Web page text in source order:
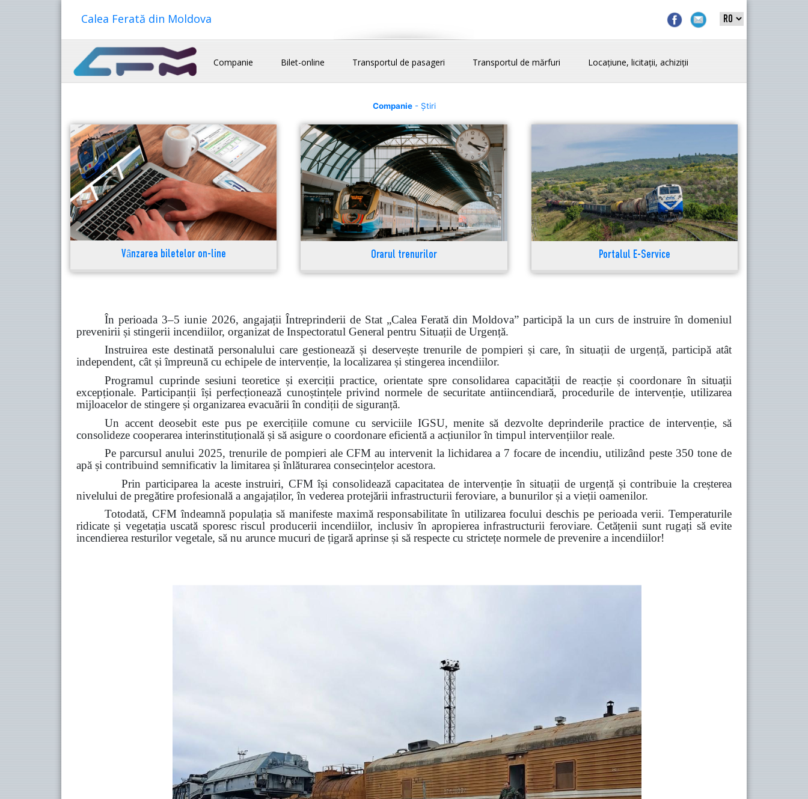
Calea Ferată din Moldova
Companie Bilet-online Transportul de pasageri Transportul de mărfuri Locațiune, licitații, achiziții
Companie- Știri
Vânzarea biletelor on-line Orarul trenurilor Portalul E-Service
În perioada 3–5 iunie 2026, angajații Întreprinderii de Stat „Calea Ferată din Moldova” participă la un curs de instruire în domeniul
prevenirii și stingerii incendiilor, organizat de Inspectoratul General pentru Situații de Urgență.
Instruirea este destinată personalului care gestionează și deservește trenurile de pompieri și care, în situații de urgență, participă atât
independent, cât și împreună cu echipele de intervenție, la localizarea și stingerea incendiilor.
Programul cuprinde sesiuni teoretice și exerciții practice, orientate spre consolidarea capacității de reacție și coordonare în situații
excepționale. Participanții își perfecționează cunoștințele privind normele de securitate antiincendiară, procedurile de intervenție, utilizarea
mijloacelor de stingere și organizarea evacuării în condiții de siguranță.
Un accent deosebit este pus pe exercițiile comune cu serviciile IGSU, menite să dezvolte deprinderile practice de intervenție, să
consolideze cooperarea interinstituțională și să asigure o coordonare eficientă a acțiunilor în timpul intervențiilor reale.
Pe parcursul anului 2025, trenurile de pompieri ale CFM au intervenit la lichidarea a 7 focare de incendiu, utilizând peste 350 tone de
apă și contribuind semnificativ la limitarea și înlăturarea consecințelor acestora.
Prin participarea la aceste instruiri, CFM își consolidează capacitatea de intervenție în situații de urgență și contribuie la creșterea
nivelului de pregătire profesională a angajaților, în vederea protejării infrastructurii feroviare, a bunurilor și a vieții oamenilor.
Totodată, CFM îndeamnă populația să manifeste maximă responsabilitate în utilizarea focului deschis pe perioada verii. Temperaturile
ridicate și vegetația uscată sporesc riscul producerii incendiilor, inclusiv în apropierea infrastructurii feroviare. Cetățenii sunt rugați să evite
incendierea resturilor vegetale, să nu arunce mucuri de țigară aprinse și să respecte cu strictețe normele de prevenire a incendiilor!